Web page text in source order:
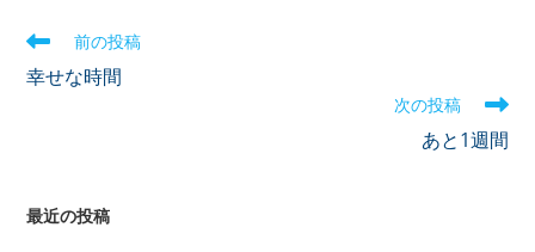
前の投稿
幸せな時間
次の投稿
あと1週間
最近の投稿